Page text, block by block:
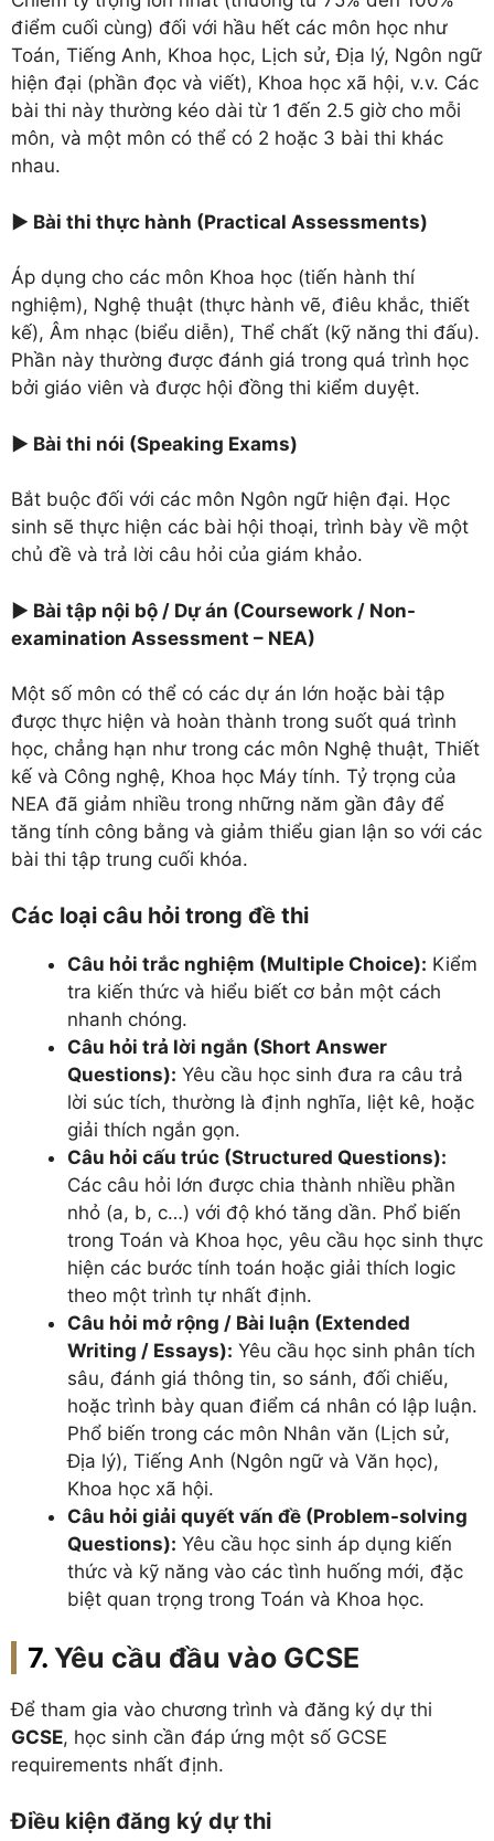
điểm cuối cùng) đối với hầu hết các môn học như
Toán, Tiếng Anh, Khoa học, Lịch sử, Địa lý, Ngôn ngữ
hiện đại (phần đọc và viết), Khoa học xã hội, v.v. Các
bài thi này thường kéo dài từ 1 đến 2.5 giờ cho mỗi
môn, và một môn có thể có 2 hoặc 3 bài thi khác
nhau.
► Bài thi thực hành (Practical Assessments)
Áp dụng cho các môn Khoa học (tiến hành thí
nghiệm), Nghệ thuật (thực hành vẽ, điêu khắc, thiết
kế), Âm nhạc (biểu diễn), Thể chất (kỹ năng thi đấu).
Phần này thường được đánh giá trong quá trình học
bởi giáo viên và được hội đồng thi kiểm duyệt.
► Bài thi nói (Speaking Exams)
Bắt buộc đối với các môn Ngôn ngữ hiện đại. Học
sinh sẽ thực hiện các bài hội thoại, trình bày về một
chủ đề và trả lời câu hỏi của giám khảo.
► Bài tập nội bộ / Dự án (Coursework / Non-
examination Assessment – NEA)
Một số môn có thể có các dự án lớn hoặc bài tập
được thực hiện và hoàn thành trong suốt quá trình
học, chẳng hạn như trong các môn Nghệ thuật, Thiết
kế và Công nghệ, Khoa học Máy tính. Tỷ trọng của
NEA đã giảm nhiều trong những năm gần đây để
tăng tính công bằng và giảm thiểu gian lận so với các
bài thi tập trung cuối khóa.
Các loại câu hỏi trong đề thi
Câu hỏi trắc nghiệm (Multiple Choice): Kiểm
tra kiến thức và hiểu biết cơ bản một cách
nhanh chóng.
Câu hỏi trả lời ngắn (Short Answer
Questions): Yêu cầu học sinh đưa ra câu trả
lời súc tích, thường là định nghĩa, liệt kê, hoặc
giải thích ngắn gọn.
Câu hỏi cấu trúc (Structured Questions):
Các câu hỏi lớn được chia thành nhiều phần
nhỏ (a, b, c…) với độ khó tăng dần. Phổ biến
trong Toán và Khoa học, yêu cầu học sinh thực
hiện các bước tính toán hoặc giải thích logic
theo một trình tự nhất định.
Câu hỏi mở rộng / Bài luận (Extended
Writing / Essays): Yêu cầu học sinh phân tích
sâu, đánh giá thông tin, so sánh, đối chiếu,
hoặc trình bày quan điểm cá nhân có lập luận.
Phổ biến trong các môn Nhân văn (Lịch sử,
Địa lý), Tiếng Anh (Ngôn ngữ và Văn học),
Khoa học xã hội.
Câu hỏi giải quyết vấn đề (Problem-solving
Questions): Yêu cầu học sinh áp dụng kiến
thức và kỹ năng vào các tình huống mới, đặc
biệt quan trọng trong Toán và Khoa học.
Yêu cầu đầu vào GCSE
Để tham gia vào chương trình và đăng ký dự thi
GCSE, học sinh cần đáp ứng một số GCSE
requirements nhất định.
Điều kiện đăng ký dự thi